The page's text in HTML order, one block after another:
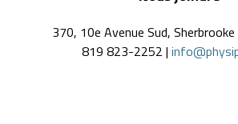
370, 10e Avenue Sud, Sherbrooke
819 823-2252 |